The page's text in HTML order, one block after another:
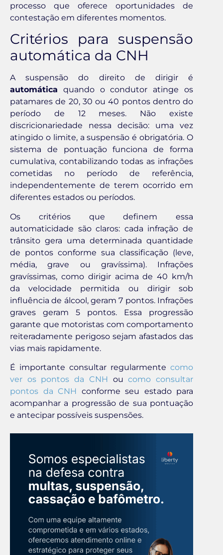
processo que oferece oportunidades de
contestação em diferentes momentos.
Critérios para suspensão
automática da CNH
A suspensão do direito de dirigir é
automática quando o condutor atinge os
patamares de 20, 30 ou 40 pontos dentro do
período de 12 meses. Não existe
discricionariedade nessa decisão: uma vez
atingido o limite, a suspensão é obrigatória. O
sistema de pontuação funciona de forma
cumulativa, contabilizando todas as infrações
cometidas no período de referência,
independentemente de terem ocorrido em
diferentes estados ou períodos.
Os critérios que definem essa
automaticidade são claros: cada infração de
trânsito gera uma determinada quantidade
de pontos conforme sua classificação (leve,
média, grave ou gravíssima). Infrações
gravíssimas, como dirigir acima de 40 km/h
da velocidade permitida ou dirigir sob
influência de álcool, geram 7 pontos. Infrações
graves geram 5 pontos. Essa progressão
garante que motoristas com comportamento
reiteradamente perigoso sejam afastados das
vias mais rapidamente.
É importante consultar regularmente como
ver os pontos da CNH oucomo consultar
pontos da CNH conforme seu estado para
acompanhar a progressão de sua pontuação
e antecipar possíveis suspensões.